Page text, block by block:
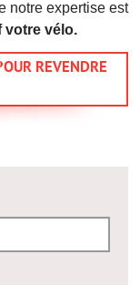
notre expertise est
votre vélo.
REVENDRE